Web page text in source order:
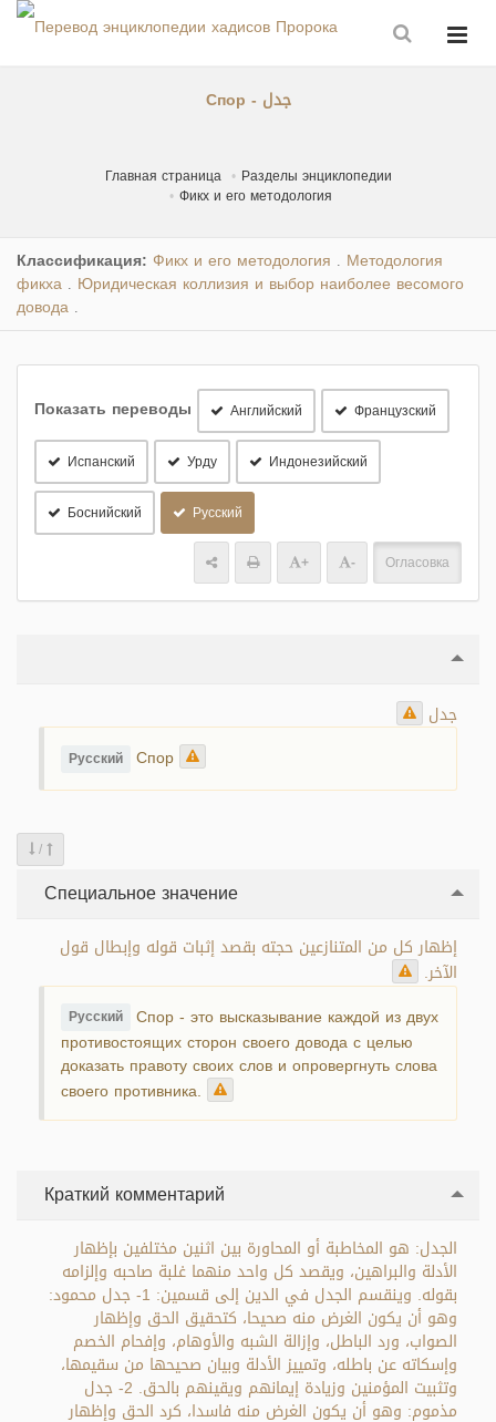
Спор - جدل
Главная страница
Разделы энциклопедии
Фикх и его методология
Классификация: Фикх и его методология Методология
фикха Юридическая коллизия и выбор наиболее весомого
довода
Показать переводы Английский Французский
Испанский Урду Индонезийский
Боснийский Русский
+ - Огласовка
جدل
Русский Спор
/
Специальное значение
إظهار كل من المتنازعين حجته بقصد إثبات قوله وإبطال قول
الآخر.
Русский Спор - это высказывание каждой из двух
противостоящих сторон своего довода с целью
доказать правоту своих слов и опровергнуть слова
своего противника.
Краткий комментарий
الجدل: هو المخاطبة أو المحاورة بين اثنين مختلفين بإظهار
الأدلة والبراهين، ويقصد كل واحد منهما غلبة صاحبه وإلزامه
بقوله. وينقسم الجدل في الدين إلى قسمين: 1- جدل محمود:
وهو أن يكون الغرض منه صحيحا، كتحقيق الحق وإظهار
الصواب، ورد الباطل، وإزالة الشبه والأوهام، وإفحام الخصم
وإسكاته عن باطله، وتمييز الأدلة وبيان صحيحها من سقيمها،
وتثبيت المؤمنين وزيادة إيمانهم ويقينهم بالحق. 2- جدل
مذموم: وهو أن يكون الغرض منه فاسدا، كرد الحق وإظهار